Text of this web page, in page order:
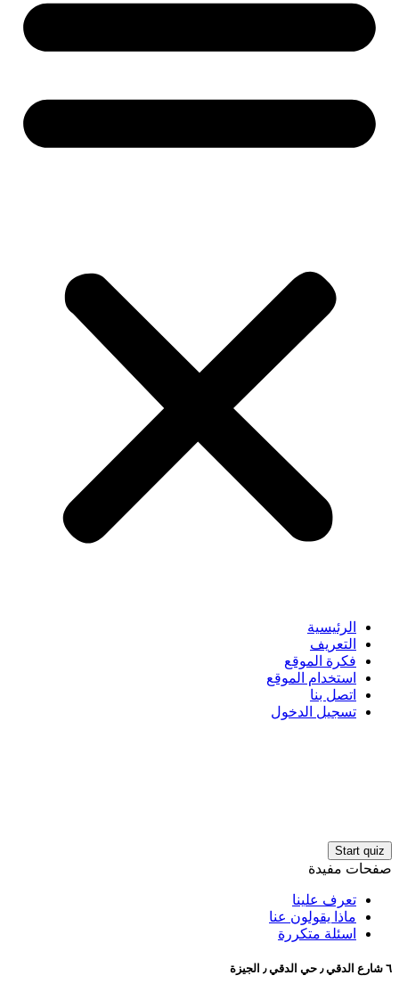
الرئيسية
التعريف
فكرة الموقع
استخدام الموقع
اتصل بنا
تسجيل الدخول
صفحات مفيدة
تعرف علينا
ماذا يقولون عنا
اسئلة متكررة
٦ شارع الدقي ٫ حي الدقي ٫ الجيزة